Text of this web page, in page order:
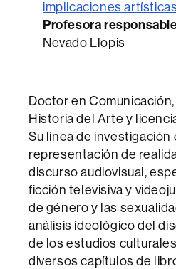
implicaciones artísticas
Profesora
Nevado Llopis
Doctor en
Historia del Arte y
Su línea de
representación de
discurso audiovisual,
ficción televisiva y
de género y las
análisis ideológico del
de los estudios
diversos capítulos de